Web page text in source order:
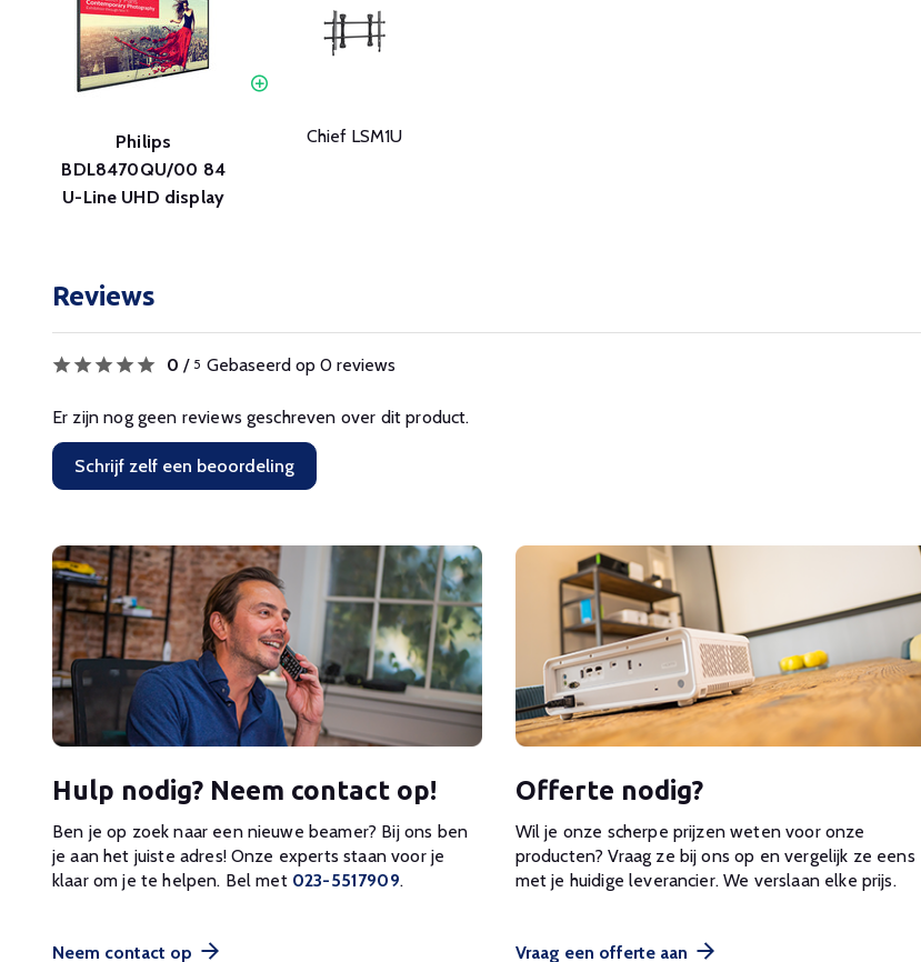
Philips
BDL8470QU/00 84
U-Line UHD display
Chief LSM1U
Reviews
0 / 5 Gebaseerd op 0 reviews
Er zijn nog geen reviews geschreven over dit product.
Schrijf zelf een beoordeling
Hulp nodig? Neem contact op!
Ben je op zoek naar een nieuwe beamer? Bij ons ben
je aan het juiste adres! Onze experts staan voor je
klaar om je te helpen. Bel met 023-5517909.
Neem contact op
Offerte nodig?
Wil je onze scherpe prijzen weten voor onze
producten? Vraag ze bij ons op en vergelijk ze eens
met je huidige leverancier. We verslaan elke prijs.
Vraag een offerte aan